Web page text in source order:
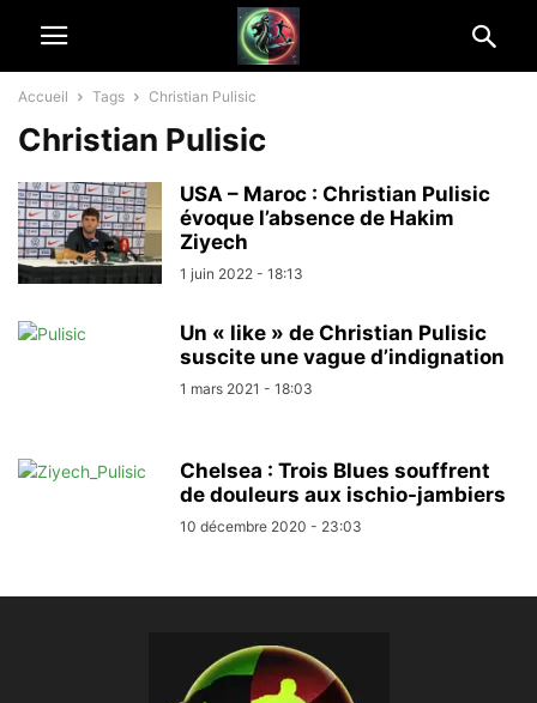
Accueil Tags Christian Pulisic
Christian Pulisic
USA – Maroc : Christian Pulisic
évoque l’absence de Hakim
Ziyech
1 juin 2022 - 18:13
Un « like » de Christian Pulisic
suscite une vague d’indignation
1 mars 2021 - 18:03
Chelsea : Trois Blues souffrent
de douleurs aux ischio-jambiers
10 décembre 2020 - 23:03